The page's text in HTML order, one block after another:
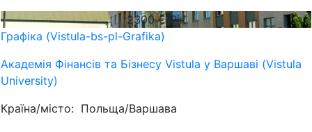
2300€/Рік
Графіка (Vistula-bs-pl-Grafika)
Академія Фінансів та Бізнесу Vistula у Варшаві (Vistula
University)
Країна/місто: Польща/Варшава